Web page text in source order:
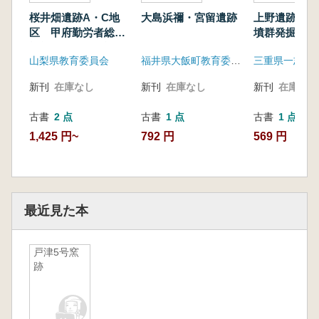
発掘調査報
告書
桜井畑遺跡A・C地
区 甲府勤労者総合
伴う埋蔵文化財発掘
山梨県教育委員会
新刊 在庫なし
古書 2 点
1,425 円~
大島浜禰・宮留遺跡
新刊 在庫なし
古書 1 点
792 円
上野遺跡・
墳群発掘調
新刊 在庫なし
古書 1 点
569 円
最近見た本
戸津5号窯
跡